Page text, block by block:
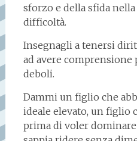
sforzo e della sfida
difficoltà.
Insegnagli a tenersi
ad avere comprensione
deboli.
Dammi un figlio che
ideale elevato, un figlio
prima di voler